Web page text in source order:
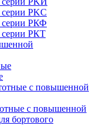
серии PKС
серии РКФ
серии РКТ
с повышенной
с повышенной
бортового